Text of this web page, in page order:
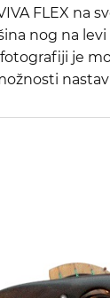
FLEX na
nog na
je